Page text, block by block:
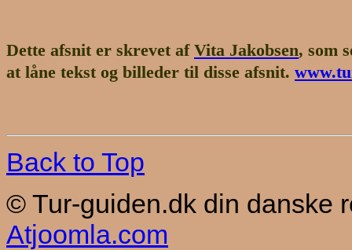
Dette afsnit er skrevet af Vita Jakobsen, som
at låne tekst og billeder til disse afsnit.
Back to Top
© Tur-guiden.dk din danske
Atjoomla.com